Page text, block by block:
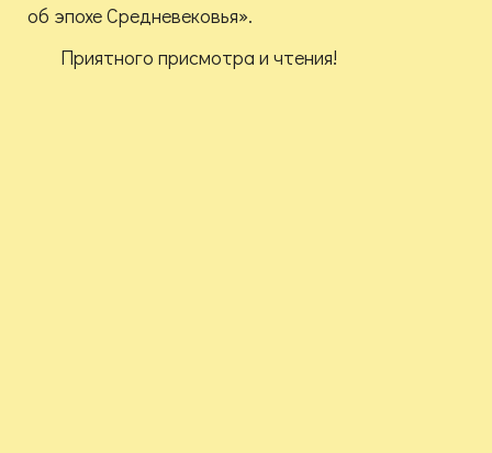
об эпохе Средневековья».
Приятного присмотра и чтения!